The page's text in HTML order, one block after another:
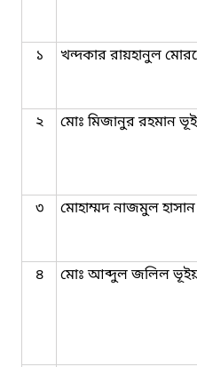
১ খন্দকার রায়হানুল
২
মোঃ মিজানুর রহমান
৩
মোহাম্মদ নাজমুল হাসান
৪
মোঃ আব্দুল জলিল